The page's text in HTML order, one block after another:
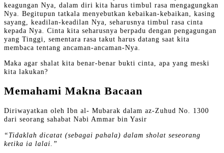
keagungan Nya, dalam diri kita harus timbul rasa mengagungkan
Nya. Begitupun tatkala menyebutkan kebaikan-kebaikan, kasing
sayang, keadilan-keadilan Nya, seharusnya timbul rasa cinta
kepada Nya. Cinta kita seharusnya berpadu dengan pengagungan
yang Tinggi, sementara rasa takut harus datang saat kita
membaca tentang ancaman-ancaman-Nya.
Maka agar shalat kita benar-benar bukti cinta, apa yang meski
kita lakukan?
Memahami Makna Bacaan
Diriwayatkan oleh Ibn al- Mubarak dalam az-Zuhud No. 1300
dari seorang sahabat Nabi Ammar bin Yasir
“Tidaklah dicatat (sebagai pahala) dalam sholat seseorang
ketika ia lalai.”